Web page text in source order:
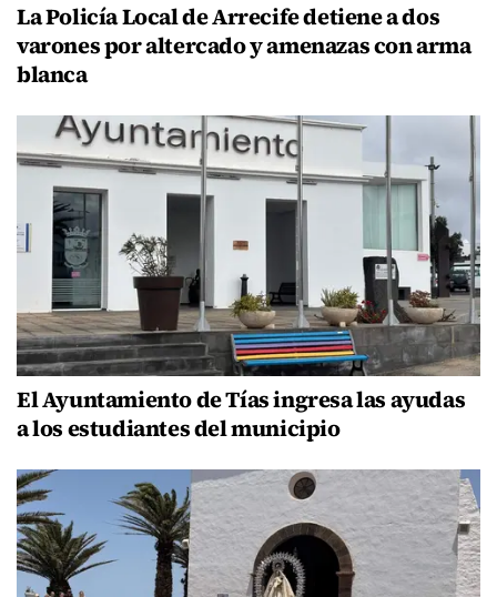
La Policía Local de Arrecife detiene a dos
varones por altercado y amenazas con arma
blanca
El Ayuntamiento de Tías ingresa las ayudas
a los estudiantes del municipio